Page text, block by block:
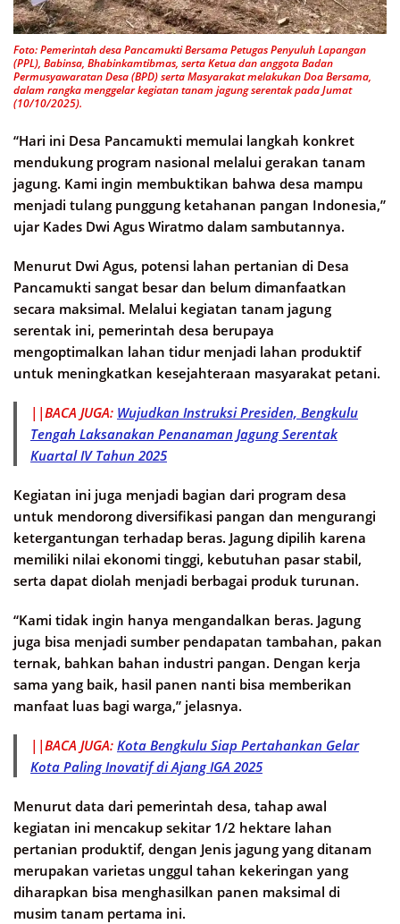
Foto: Pemerintah desa Pancamukti Bersama Petugas Penyuluh Lapangan
(PPL), Babinsa, Bhabinkamtibmas, serta Ketua dan anggota Badan
Permusyawaratan Desa (BPD) serta Masyarakat melakukan Doa Bersama,
dalam rangka menggelar kegiatan tanam jagung serentak pada Jumat
(10/10/2025).
“Hari ini Desa Pancamukti memulai langkah konkret
mendukung program nasional melalui gerakan tanam
jagung. Kami ingin membuktikan bahwa desa mampu
menjadi tulang punggung ketahanan pangan Indonesia,”
ujar Kades Dwi Agus Wiratmo dalam sambutannya.
Menurut Dwi Agus, potensi lahan pertanian di Desa
Pancamukti sangat besar dan belum dimanfaatkan
secara maksimal. Melalui kegiatan tanam jagung
serentak ini, pemerintah desa berupaya
mengoptimalkan lahan tidur menjadi lahan produktif
untuk meningkatkan kesejahteraan masyarakat petani.
||BACA JUGA: Wujudkan Instruksi Presiden, Bengkulu
Tengah Laksanakan Penanaman Jagung Serentak
Kuartal IV Tahun 2025
Kegiatan ini juga menjadi bagian dari program desa
untuk mendorong diversifikasi pangan dan mengurangi
ketergantungan terhadap beras. Jagung dipilih karena
memiliki nilai ekonomi tinggi, kebutuhan pasar stabil,
serta dapat diolah menjadi berbagai produk turunan.
“Kami tidak ingin hanya mengandalkan beras. Jagung
juga bisa menjadi sumber pendapatan tambahan, pakan
ternak, bahkan bahan industri pangan. Dengan kerja
sama yang baik, hasil panen nanti bisa memberikan
manfaat luas bagi warga,” jelasnya.
||BACA JUGA: Kota Bengkulu Siap Pertahankan Gelar
Kota Paling Inovatif di Ajang IGA 2025
Menurut data dari pemerintah desa, tahap awal
kegiatan ini mencakup sekitar 1/2 hektare lahan
pertanian produktif, dengan Jenis jagung yang ditanam
merupakan varietas unggul tahan kekeringan yang
diharapkan bisa menghasilkan panen maksimal di
musim tanam pertama ini.